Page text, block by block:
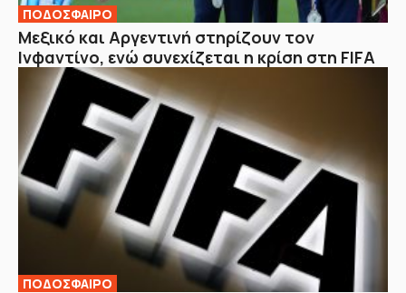
ΠΟΔΟΣΦΑΙΡΟ
Μεξικό και Αργεντινή στηρίζουν τον
Ινφαντίνο, ενώ συνεχίζεται η κρίση στη FIFA
ΠΟΔΟΣΦΑΙΡΟ